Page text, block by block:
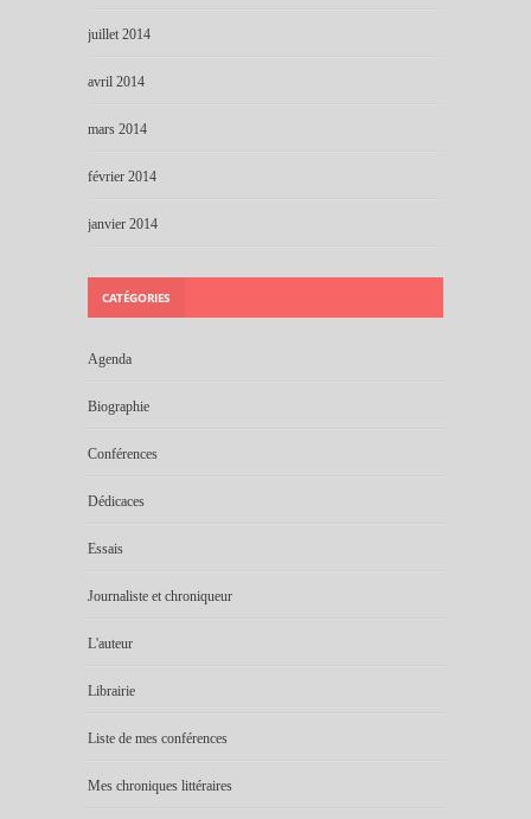
juillet 2014
avril 2014
mars 2014
février 2014
janvier 2014
CATÉGORIES
Agenda
Biographie
Conférences
Dédicaces
Essais
Journaliste et chroniqueur
L'auteur
Librairie
Liste de mes conférences
Mes chroniques littéraires